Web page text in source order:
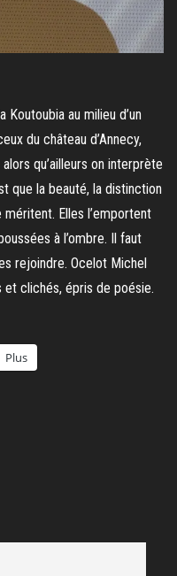
au milieu d’un
du château d’Annecy,
qu’ailleurs on interprète
que la beauté, la distinction
Elles l’emportent
à l’ombre. Il faut
rejoindre. Ocelot Michel
clichés, épris de poésie.
Plus